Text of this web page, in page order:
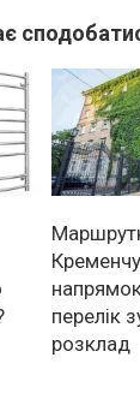
перелік
розклад